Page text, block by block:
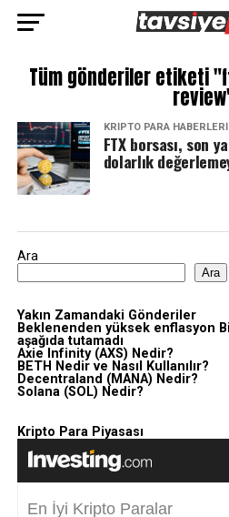
Tüm gönderiler etiketi
KRIPTO PARA HABERLERI
FTX borsası, son
dolarlık
Ara
Ara
Yakın Zamandaki Gönderiler
Beklenenden yüksek enflasyon
aşağıda tutamadı
Axie Infinity (AXS) Nedir?
BETH Nedir ve Nasıl Kullanılır?
Decentraland (MANA) Nedir?
Solana (SOL) Nedir?
Kripto Para Piyasası